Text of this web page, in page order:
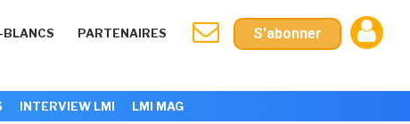
BLANCS PARTENAIRES S'abonner
INTERVIEW LMI LMI MAG